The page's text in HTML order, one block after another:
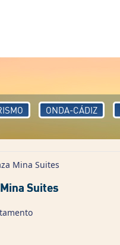
ONDA-CÁDIZ
Mina Suites
Suites